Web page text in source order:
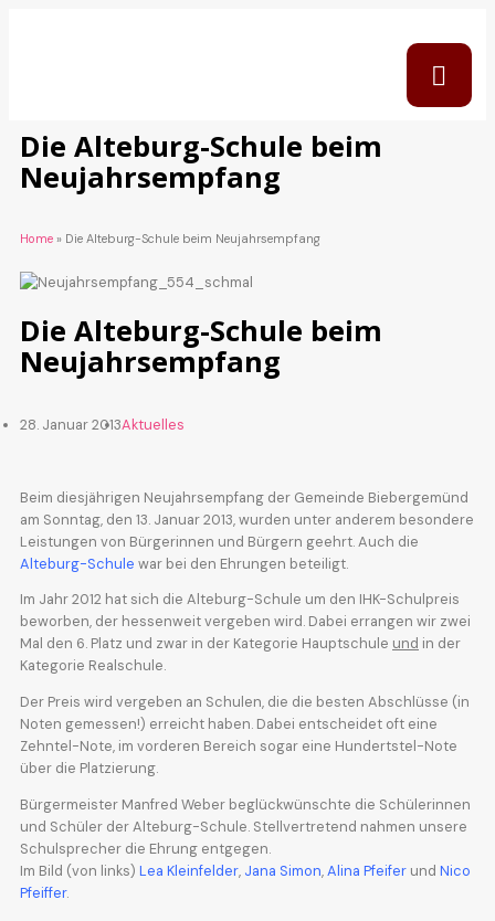
Die Alteburg-Schule beim
Neujahrsempfang
Home » Die Alteburg-Schule beim Neujahrsempfang
Die Alteburg-Schule beim
Neujahrsempfang
28. Januar 2013Aktuelles
Beim diesjährigen Neujahrsempfang der Gemeinde Biebergemünd
am Sonntag, den 13. Januar 2013, wurden unter anderem besondere
Leistungen von Bürgerinnen und Bürgern geehrt. Auch die
Alteburg-Schule war bei den Ehrungen beteiligt.
Im Jahr 2012 hat sich die Alteburg-Schule um den IHK-Schulpreis
beworben, der hessenweit vergeben wird. Dabei errangen wir zwei
Mal den 6. Platz und zwar in der Kategorie Hauptschule und in der
Kategorie Realschule.
Der Preis wird vergeben an Schulen, die die besten Abschlüsse (in
Noten gemessen!) erreicht haben. Dabei entscheidet oft eine
Zehntel-Note, im vorderen Bereich sogar eine Hundertstel-Note
über die Platzierung.
Bürgermeister Manfred Weber beglückwünschte die Schülerinnen
und Schüler der Alteburg-Schule. Stellvertretend nahmen unsere
Schulsprecher die Ehrung entgegen.
Im Bild (von links) Lea Kleinfelder, Jana Simon,Alina Pfeifer und Nico
Pfeiffer.